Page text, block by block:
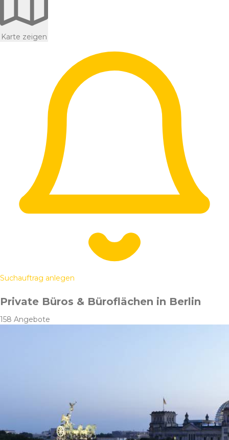
Karte zeigen
Suchauftrag anlegen
Private Büros & Büroflächen in Berlin
158 Angebote